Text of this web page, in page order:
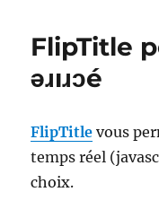
FlipTitle
ǝɹıɹɔé
FlipTitle vous
temps réel
choix.